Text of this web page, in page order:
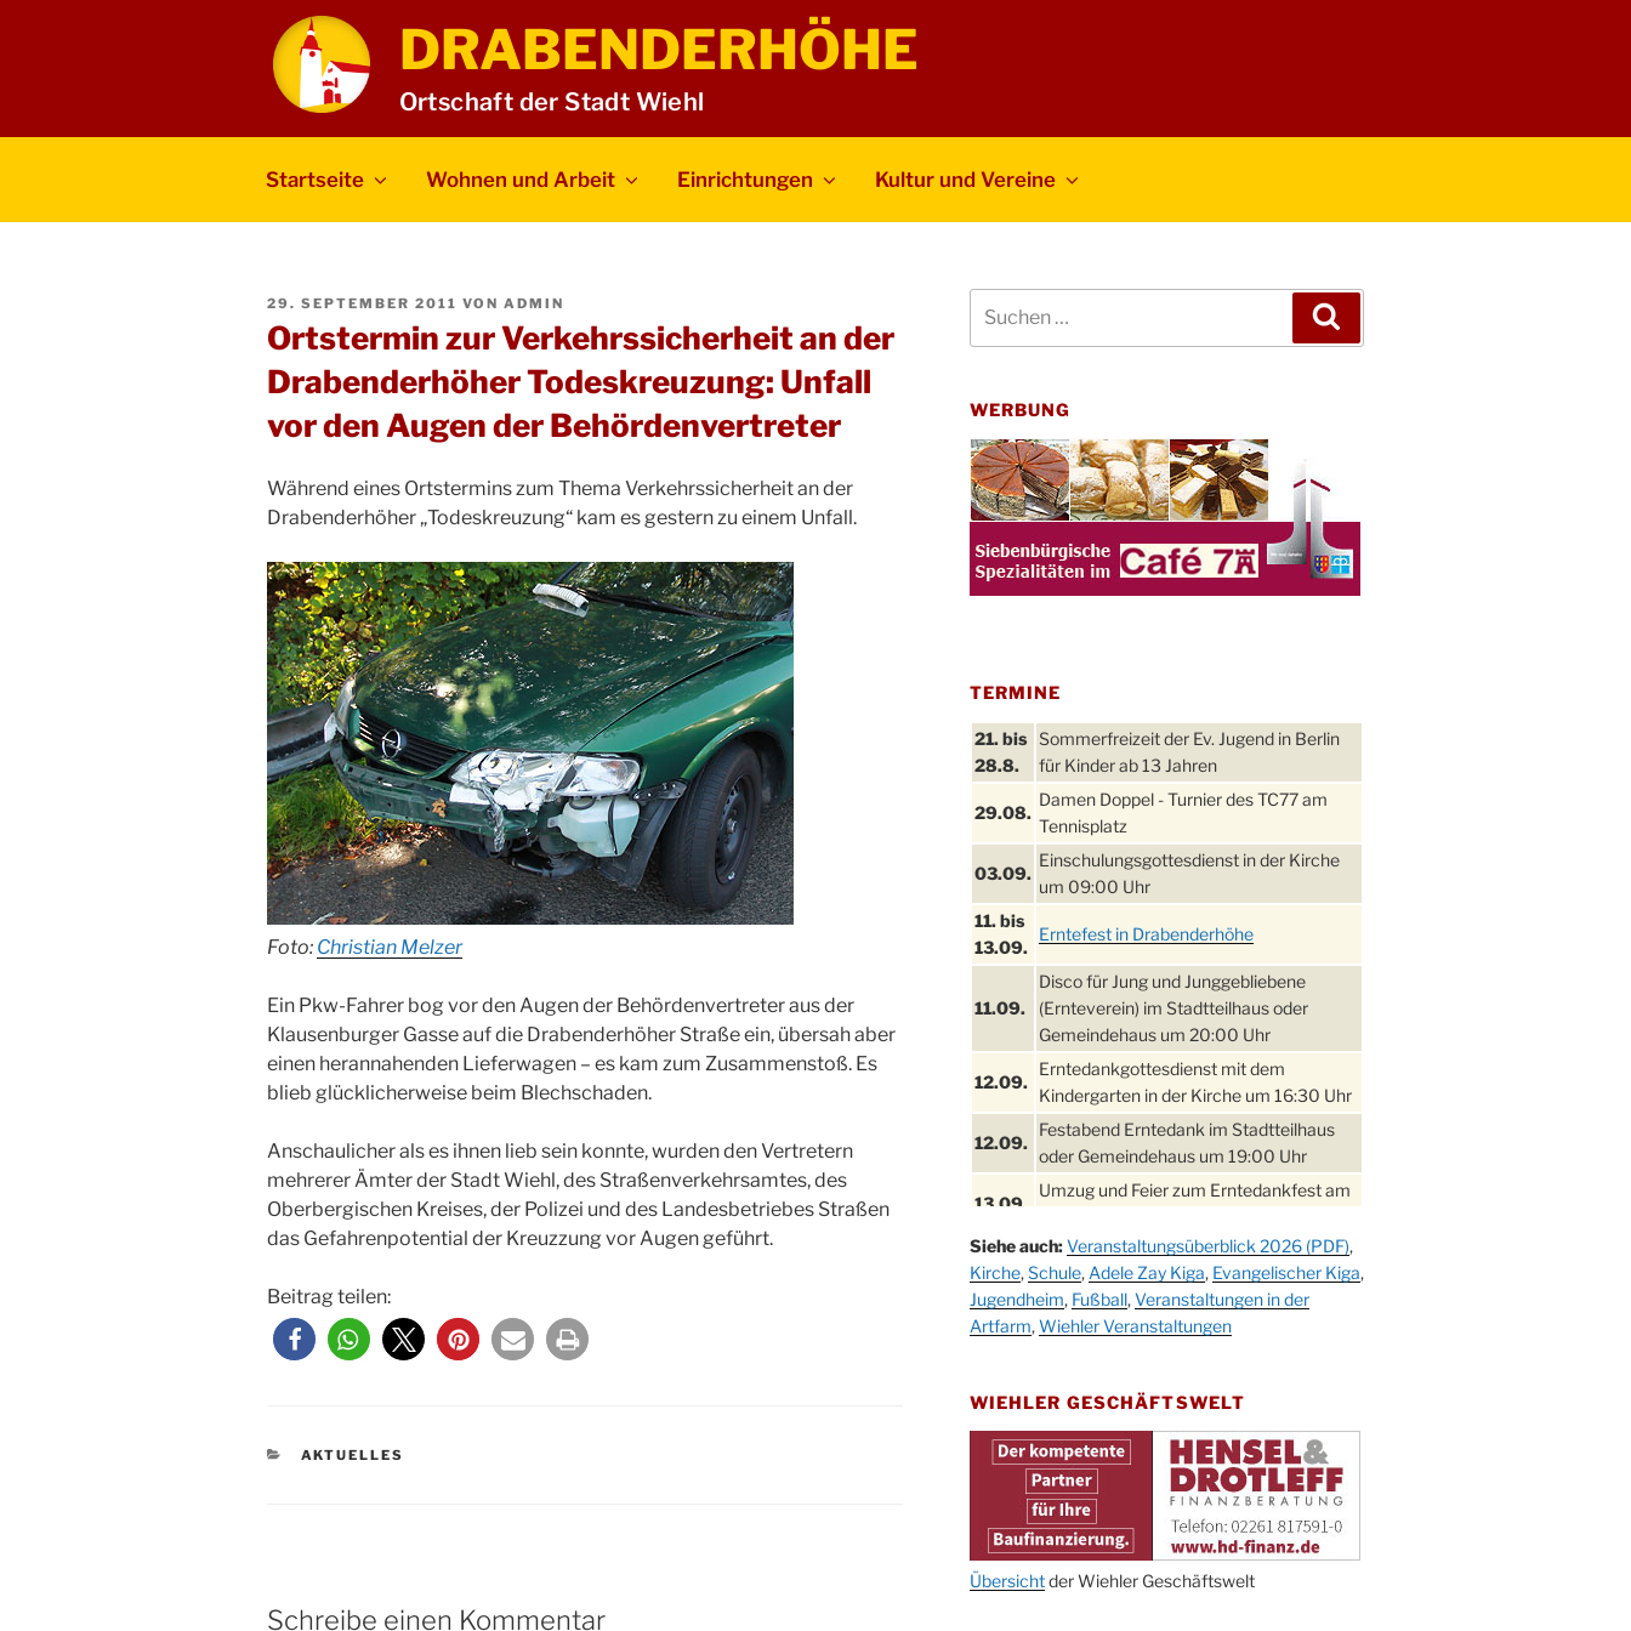
DRABENDERHÖHE
Ortschaft der Stadt Wiehl
Startseite Wohnen und Arbeit Einrichtungen Kultur und Vereine
VERÖFFENTLICHT
29. SEPTEMBER 2011 VON ADMIN
Ortstermin zur Verkehrssicherheit an der
Drabenderhöher Todeskreuzung: Unfall
vor den Augen der Behördenvertreter
Während eines Ortstermins zum Thema Verkehrssicherheit an der
Drabenderhöher „Todeskreuzung“ kam es gestern zu einem Unfall.
Foto: Christian Melzer
Ein Pkw-Fahrer bog vor den Augen der Behördenvertreter aus der
Klausenburger Gasse auf die Drabenderhöher Straße ein, übersah aber
einen herannahenden Lieferwagen – es kam zum Zusammenstoß. Es
blieb glücklicherweise beim Blechschaden.
Anschaulicher als es ihnen lieb sein konnte, wurden den Vertretern
mehrerer Ämter der Stadt Wiehl, des Straßenverkehrsamtes, des
Oberbergischen Kreises, der Polizei und des Landesbetriebes Straßen
das Gefahrenpotential der Kreuzzung vor Augen geführt.
Beitrag teilen:
KATEGORIEN
AKTUELLES
Schreibe einen Kommentar
nach:
WERBUNG
TERMINE
21. bis
28.8.
Sommerfreizeit der Ev. Jugend in Berlin
für Kinder ab 13 Jahren
29.08.
Damen Doppel - Turnier des TC77 am
Tennisplatz
03.09.
Einschulungsgottesdienst in der Kirche
um 09:00 Uhr
11. bis
13.09.
Erntefest in Drabenderhöhe
11.09.
Disco für Jung und Junggebliebene
(Ernteverein) im Stadtteilhaus oder
Gemeindehaus um 20:00 Uhr
12.09.
Erntedankgottesdienst mit dem
Kindergarten in der Kirche um 16:30 Uhr
12.09.
Festabend Erntedank im Stadtteilhaus
oder Gemeindehaus um 19:00 Uhr
13.09.
Umzug und Feier zum Erntedankfest am
19.09.
Schlagerabend im Stadtteilhaus
Drabenderhöhe
25. u.
26.09.
Oktoberfest im Cafe XXS
10-12 Uhr
09.10.
Afterwork-Andacht um 18:00 Uhr in der
Kirche
Sandmännchen-Gottesdienst in der
Kirche oder im Ev. Gemeindehaus um
18:00 Uhr
11.10.
Oktoberfest MGV im Stadtteilhaus um
Siehe auch: Veranstaltungsüberblick 2026 (PDF),
Kirche,Schule, Adele Zay Kiga, Evangelischer Kiga,
Jugendheim, Fußball,Veranstaltungen in der
Artfarm,Wiehler Veranstaltungen
WIEHLER GESCHÄFTSWELT
Übersichtder Wiehler Geschäftswelt